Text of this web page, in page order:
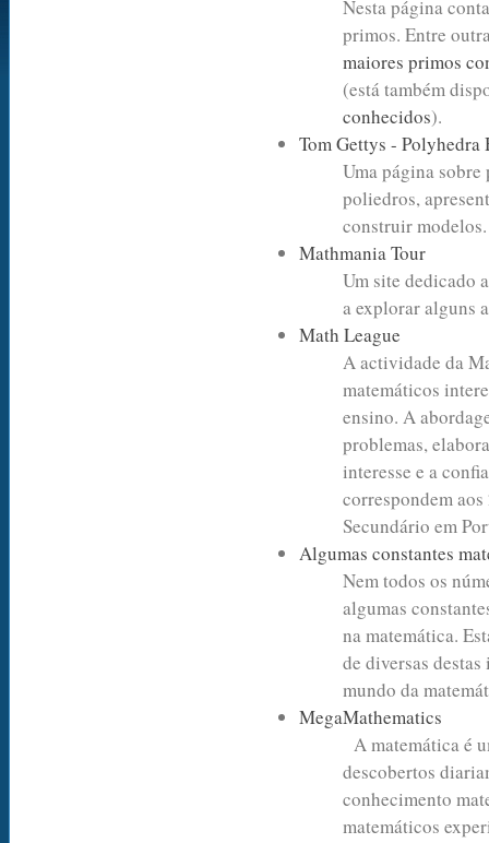
Nesta página
primos. Entre
maiores primos
(está também
conhecidos).
Tom Gettys - Polyhedra
Uma página
poliedros,
construir
Mathmania Tour
Um site dedicado
a explorar alguns
Math League
A actividade da
matemáticos
ensino. A
problemas,
interesse e a
correspondem
Secundário em
Algumas constantes
Nem todos os
algumas
na matemática.
de diversas
mundo da
MegaMathematics
A matemática é
descobertos
conhecimento
matemáticos